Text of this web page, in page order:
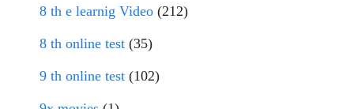
8 th e learnig Video (212)
8 th online test (35)
9 th online test (102)